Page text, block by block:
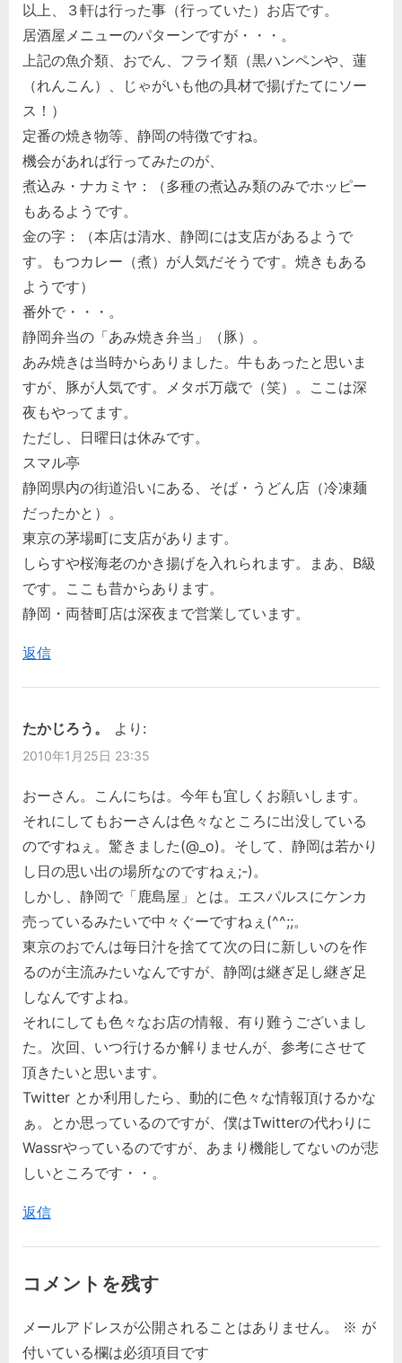
以上、３軒は行った事（行っていた）お店です。
居酒屋メニューのパターンですが・・・。
上記の魚介類、おでん、フライ類（黒ハンペンや、蓮
（れんこん）、じゃがいも他の具材で揚げたてにソー
ス！）
定番の焼き物等、静岡の特徴ですね。
機会があれば行ってみたのが、
煮込み・ナカミヤ：（多種の煮込み類のみでホッピー
もあるようです。
金の字：（本店は清水、静岡には支店があるようで
す。もつカレー（煮）が人気だそうです。焼きもある
ようです）
番外で・・・。
静岡弁当の「あみ焼き弁当」（豚）。
あみ焼きは当時からありました。牛もあったと思いま
すが、豚が人気です。メタボ万歳で（笑）。ここは深
夜もやってます。
ただし、日曜日は休みです。
スマル亭
静岡県内の街道沿いにある、そば・うどん店（冷凍麺
だったかと）。
東京の茅場町に支店があります。
しらすや桜海老のかき揚げを入れられます。まあ、B級
です。ここも昔からあります。
静岡・両替町店は深夜まで営業しています。
返信
たかじろう。 より:
2010年1月25日 23:35
おーさん。こんにちは。今年も宜しくお願いします。
それにしてもおーさんは色々なところに出没している
のですねぇ。驚きました(@_o)。そして、静岡は若かり
し日の思い出の場所なのですねぇ;-)。
しかし、静岡で「鹿島屋」とは。エスパルスにケンカ
売っているみたいで中々ぐーですねぇ(^^;;。
東京のおでんは毎日汁を捨てて次の日に新しいのを作
るのが主流みたいなんですが、静岡は継ぎ足し継ぎ足
しなんですよね。
それにしても色々なお店の情報、有り難うございまし
た。次回、いつ行けるか解りませんが、参考にさせて
頂きたいと思います。
Twitter とか利用したら、動的に色々な情報頂けるかな
ぁ。とか思っているのですが、僕はTwitterの代わりに
Wassrやっているのですが、あまり機能してないのが悲
しいところです・・。
返信
コメントを残す
メールアドレスが公開されることはありません。 ※ が
付いている欄は必須項目です